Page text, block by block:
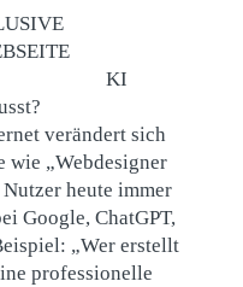
KI
verändert sich
wie „Webdesigner
heute immer
Google, ChatGPT,
„Wer erstellt
professionelle